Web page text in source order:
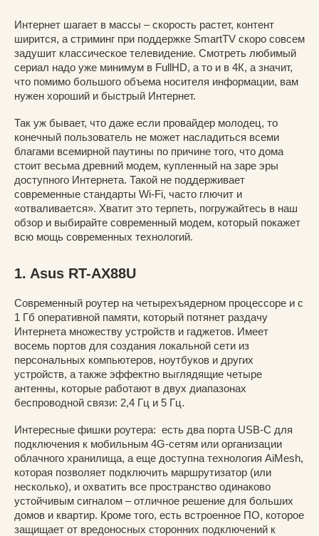
Интернет шагает в массы – скорость растет, контент
ширится, а стриминг при поддержке SmartTV скоро совсем
задушит классическое телевидение. Смотреть любимый
сериал надо уже минимум в FullHD, а то и в 4К, а значит,
что помимо большого объема носителя информации, вам
нужен хороший и быстрый Интернет.
Так уж бывает, что даже если провайдер молодец, то
конечный пользователь не может насладиться всеми
благами всемирной паутины по причине того, что дома
стоит весьма древний модем, купленный на заре эры
доступного Интернета. Такой не поддерживает
современные стандарты Wi-Fi, часто глючит и
«отваливается». Хватит это терпеть, погружайтесь в наш
обзор и выбирайте современный модем, который покажет
всю мощь современных технологий.
1. Asus RT-AX88U
Современный роутер на четырехъядерном процессоре и с
1 Гб оперативной памяти, который потянет раздачу
Интернета множеству устройств и гаджетов. Имеет
восемь портов для создания локальной сети из
персональных компьютеров, ноутбуков и других
устройств, а также эффектно выглядящие четыре
антенны, которые работают в двух диапазонах
беспроводной связи: 2,4 Гц и 5 Гц.
Интересные фишки роутера: есть два порта USB-C для
подключения к мобильным 4G-сетям или организации
облачного хранилища, а еще доступна технология AiMesh,
которая позволяет подключить маршрутизатор (или
несколько), и охватить все пространство одинаково
устойчивым сигналом – отличное решение для больших
домов и квартир. Кроме того, есть встроенное ПО, которое
защищает от вредоносных сторонних подключений к